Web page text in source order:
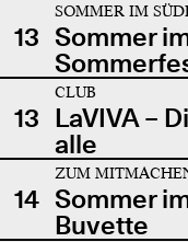
13
SOMMER IM
Sommer
13
CLUB
LaVIVA –
alle
14
ZUM
Sommer
Buvette